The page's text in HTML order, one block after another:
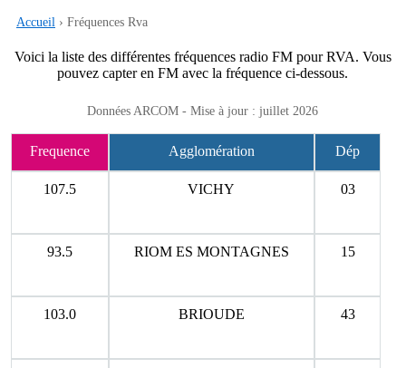
Accueil › Fréquences Rva
Voici la liste des différentes fréquences radio FM pour RVA. Vous
pouvez capter en FM avec la fréquence ci-dessous.
Données ARCOM - Mise à jour : juillet 2026
Frequence Agglomération Dép
107.5 VICHY 03
93.5 RIOM ES MONTAGNES 15
103.0 BRIOUDE 43